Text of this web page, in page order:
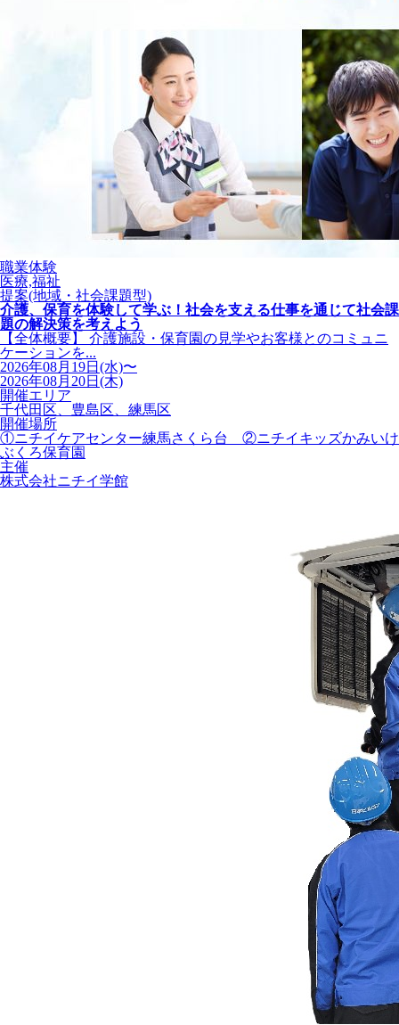
職業体験
医療,福祉
提案(地域・社会課題型)
介護、保育を体験して学ぶ！社会を支える仕事を通じて社会課
題の解決策を考えよう
【全体概要】 介護施設・保育園の見学やお客様とのコミュニ
ケーションを...
2026年08月19日(水)〜
2026年08月20日(木)
開催エリア
千代田区、豊島区、練馬区
開催場所
①ニチイケアセンター練馬さくら台 ②ニチイキッズかみいけ
ぶくろ保育園
主催
株式会社ニチイ学館